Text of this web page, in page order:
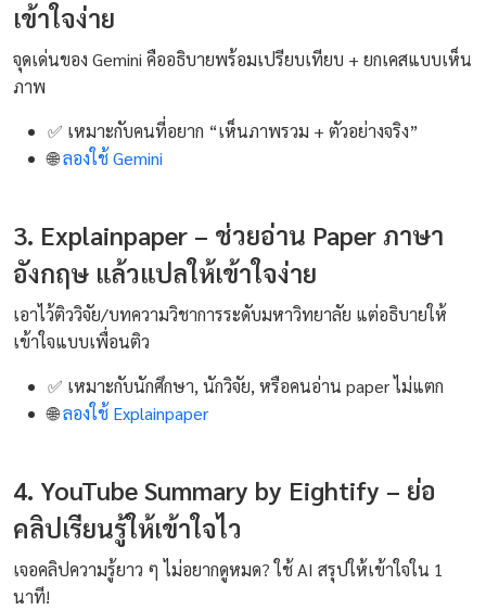
เข้าใจง่าย
จุดเด่นของ Gemini คืออธิบายพร้อมเปรียบเทียบ + ยกเคสแบบเห็น
ภาพ
✅ เหมาะกับคนที่อยาก “เห็นภาพรวม + ตัวอย่างจริง”
🌐ลองใช้ Gemini
3. Explainpaper – ช่วยอ่าน Paper ภาษา
อังกฤษ แล้วแปลให้เข้าใจง่าย
เอาไว้ติววิจัย/บทความวิชาการระดับมหาวิทยาลัย แต่อธิบายให้
เข้าใจแบบเพื่อนติว
✅ เหมาะกับนักศึกษา, นักวิจัย, หรือคนอ่าน paper ไม่แตก
🌐ลองใช้ Explainpaper
4. YouTube Summary by Eightify – ย่อ
คลิปเรียนรู้ให้เข้าใจไว
เจอคลิปความรู้ยาว ๆ ไม่อยากดูหมด? ใช้ AI สรุปให้เข้าใจใน 1
นาที!